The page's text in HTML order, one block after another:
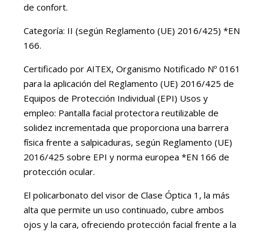
de confort.
Categoría: II (según Reglamento (UE) 2016/425) *EN
166.
Certificado por AITEX, Organismo Notificado Nº 0161
para la aplicación del Reglamento (UE) 2016/425 de
Equipos de Protección Individual (EPI) Usos y
empleo: Pantalla facial protectora reutilizable de
solidez incrementada que proporciona una barrera
física frente a salpicaduras, según Reglamento (UE)
2016/425 sobre EPI y norma europea *EN 166 de
protección ocular.
El policarbonato del visor de Clase Óptica 1, la más
alta que permite un uso continuado, cubre ambos
ojos y la cara, ofreciendo protección facial frente a la